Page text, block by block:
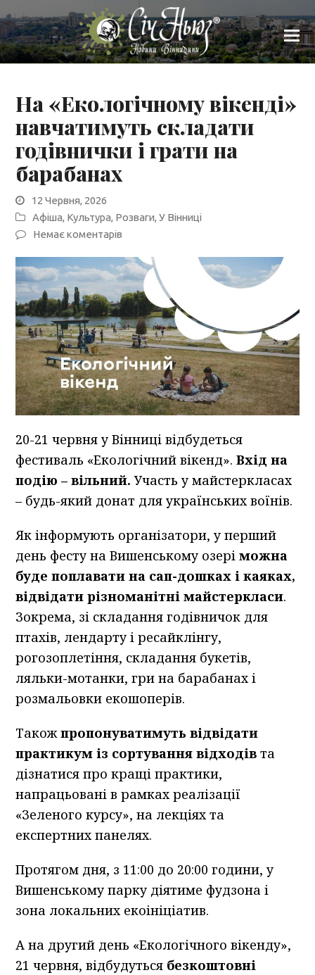
На «Екологічному вікенді»
навчатимуть складати
годівнички і грати на
барабанах
12 Червня, 2026
Афіша, Культура, Розваги,У Вінниці
Немає коментарів
20-21 червня у Вінниці відбудеться
фестиваль «Екологічний вікенд».Вхід на
подію – вільний. Участь у майстеркласах
– будь-який донат для українських воїнів.
Як інформують організатори, у перший
день фесту на Вишенському озері можна
буде поплавати на сап-дошках і каяках,
відвідати різноманітні майстеркласи.
Зокрема, зі складання годівничок для
птахів, лендарту і ресайклінгу,
рогозоплетіння, складання букетів,
ляльки-мотанки, гри на барабанах і
розмальовки екошоперів.
Такожпропонуватимуть відвідати
практикум із сортування відходів та
дізнатися про кращі практики,
напрацьовані в рамках реалізації
«Зеленого курсу», на лекціях та
експертних панелях.
Протягом дня, з 11:00 до 20:00 години, у
Вишенському парку діятиме фудзона і
зона локальних екоініціатив.
А на другий день «Екологічного вікенду»,
21 червня, відбудуться безкоштовні